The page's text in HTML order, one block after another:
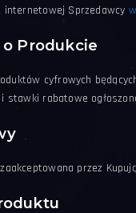
internetowej Sprzedawcy
Produkcie
cyfrowych
i stawki rabatowe
przez